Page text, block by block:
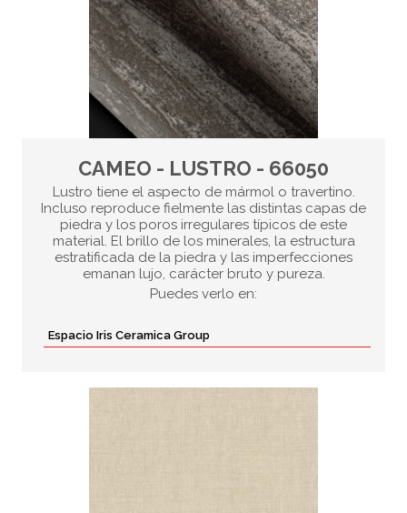
CAMEO - LUSTRO - 66050
Lustro tiene el aspecto de mármol o travertino.
Incluso reproduce fielmente las distintas capas de
piedra y los poros irregulares típicos de este
material. El brillo de los minerales, la estructura
estratificada de la piedra y las imperfecciones
emanan lujo, carácter bruto y pureza.
Puedes verlo en:
Espacio Iris Ceramica Group